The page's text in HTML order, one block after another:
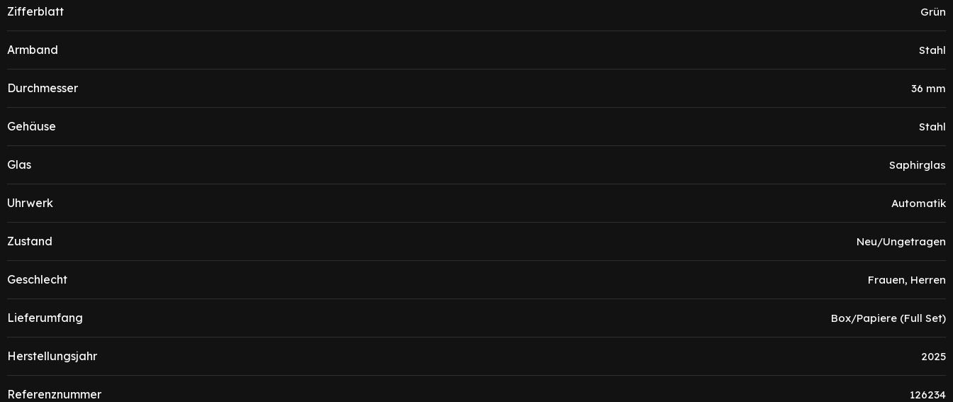
Zifferblatt Grün
Armband Stahl
Durchmesser 36 mm
Gehäuse Stahl
Glas Saphirglas
Uhrwerk Automatik
Zustand Neu/Ungetragen
Geschlecht Frauen, Herren
Lieferumfang Box/Papiere (Full Set)
Herstellungsjahr 2025
Referenznummer 126234